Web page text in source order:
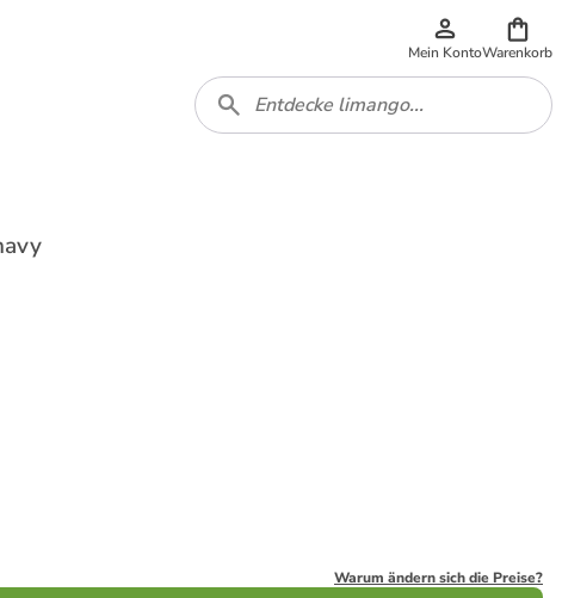
Mein KontoWarenkorb
Warum ändern sich die Preise?